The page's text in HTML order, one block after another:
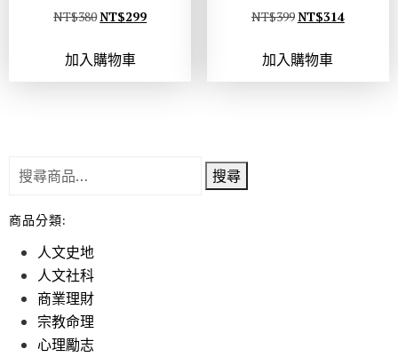
NT$380 NT$299
加入購物車
NT$399 NT$314
加入購物車
搜尋
商品分類:
人文史地
人文社科
商業理財
宗教命理
心理勵志